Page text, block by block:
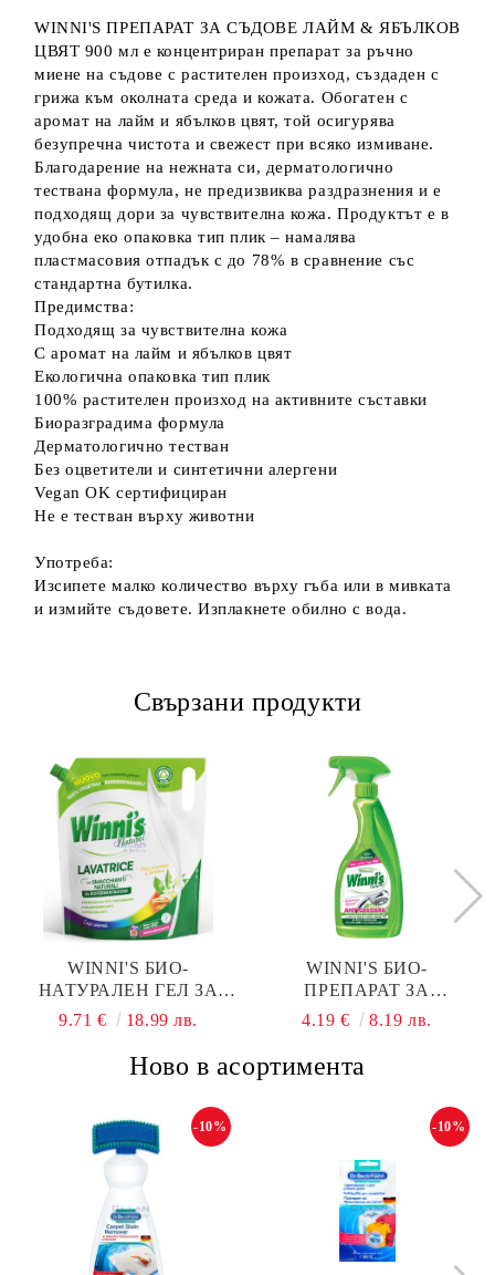
WINNI'S ПРЕПАРАТ ЗА СЪДОВЕ ЛАЙМ & ЯБЪЛКОВ
ЦВЯТ 900 мл е концентриран препарат за ръчно
миене на съдове с растителен произход, създаден с
грижа към околната среда и кожата. Обогатен с
аромат на лайм и ябълков цвят, той осигурява
безупречна чистота и свежест при всяко измиване.
Благодарение на нежната си, дерматологично
тествана формула, не предизвиква раздразнения и е
подходящ дори за чувствителна кожа. Продуктът е в
удобна еко опаковка тип плик – намалява
пластмасовия отпадък с до 78% в сравнение със
стандартна бутилка.
Предимства:
Подходящ за чувствителна кожа
С аромат на лайм и ябълков цвят
Екологична опаковка тип плик
100% растителен произход на активните съставки
Биоразградима формула
Дерматологично тестван
Без оцветители и синтетични алергени
Vegan OK сертифициран
Не е тестван върху животни
Употреба:
Изсипете малко количество върху гъба или в мивката
и измийте съдовете. Изплакнете обилно с вода.
Свързани продукти
WINNI'S БИО-
НАТУРАЛЕН ГЕЛ ЗА
ПРАНЕ 30 ПР. 1,35Л.
SANDALO ЕКОПАК
9.71 € 18.99 лв.
WINNI'S БИО-
ПРЕПАРАТ ЗА
ПОЧИСТВАНЕ НА
4.19 € 8.19 лв.
Ново в асортимента
-10% -10%